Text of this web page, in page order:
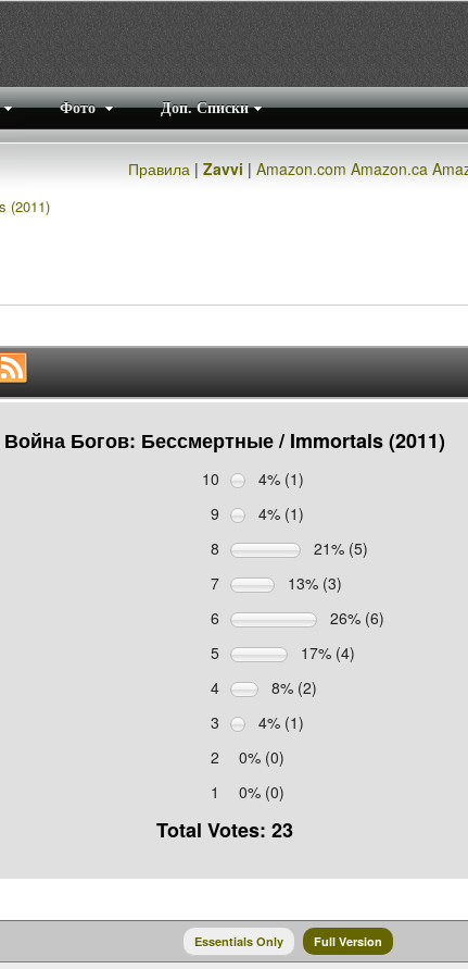
Фото Доп. Списки
Правила |Zavvi |Amazon.com Amazon.ca
(2011)
Война Богов: Бессмертные / Immortals (2011)
10
4% (1)
9
4% (1)
8
21% (5)
7
13% (3)
6
26% (6)
5
17% (4)
4
8% (2)
3
4% (1)
2
0% (0)
1
0% (0)
Total Votes: 23
Essentials Only Full Version